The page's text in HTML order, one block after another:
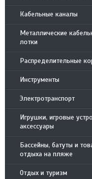
Кабельные каналы
Металлические
лотки
Распределительные
Инструменты
Электротранспорт
Игрушки, игровые
аксессуары
Бассейны, батуты и
отдыха на пляже
Отдых и туризм